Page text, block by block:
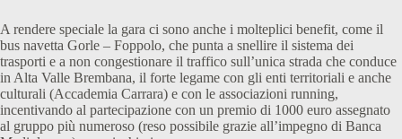
A rendere speciale la gara ci sono anche i molteplici benefit, come il
bus navetta Gorle – Foppolo, che punta a snellire il sistema dei
trasporti e a non congestionare il traffico sull’unica strada che conduce
in Alta Valle Brembana, il forte legame con gli enti territoriali e anche
culturali (Accademia Carrara) e con le associazioni running,
incentivando al partecipazione con un premio di 1000 euro assegnato
al gruppo più numeroso (reso possibile grazie all’impegno di Banca